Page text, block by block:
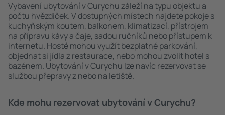
Vybavení ubytování v Curychu záleží na typu objektu a
počtu hvězdiček. V dostupných místech najdete pokoje s
kuchyňským koutem, balkonem, klimatizací, přístrojem
na přípravu kávy a čaje, sadou ručníků nebo přístupem k
internetu. Hosté mohou využít bezplatné parkování,
objednat si jídla z restaurace, nebo mohou zvolit hotel s
bazénem. Ubytování v Curychu lze navíc rezervovat se
službou přepravy z nebo na letiště.
Kde mohu rezervovat ubytování v Curychu?